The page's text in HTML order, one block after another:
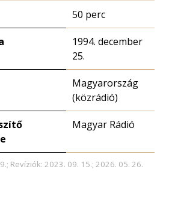
50 perc
1994. december
25.
Magyarország
(közrádió)
Magyar Rádió
Revíziók: 2023. 09. 15.; 2026. 05. 26.